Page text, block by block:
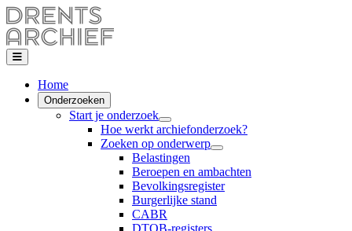
Home
Onderzoeken
Start je onderzoek
Hoe werkt archiefonderzoek?
Zoeken op onderwerp
Belastingen
Beroepen en ambachten
Bevolkingsregister
Burgerlijke stand
CABR
DTOB-registers